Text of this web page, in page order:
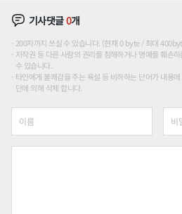
기사댓글0개
200자까지 쓰실 수 있습니다. (현재 0 byte / 최대
저작권 등 다른 사람의 권리를 침해하거나 명예를 훼손
수 있습니다.
타인에게 불쾌감을 주는 욕설 등 비하하는 단어가 내용
단에 의해 삭제 합니다.